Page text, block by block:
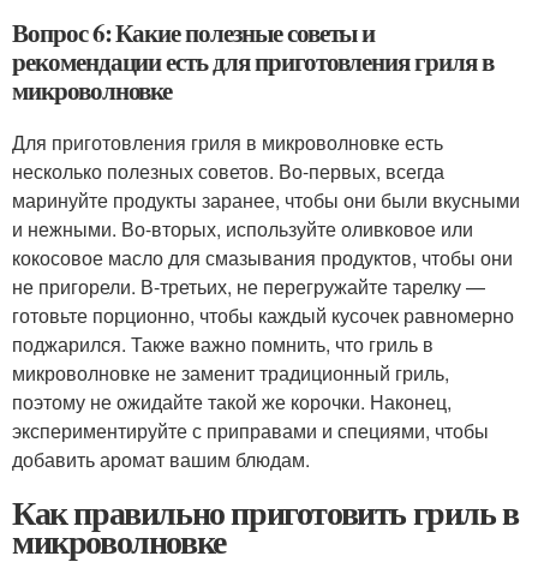
Вопрос 6: Какие полезные советы и
рекомендации есть для приготовления гриля в
микроволновке
Для приготовления гриля в микроволновке есть
несколько полезных советов. Во-первых, всегда
маринуйте продукты заранее, чтобы они были вкусными
и нежными. Во-вторых, используйте оливковое или
кокосовое масло для смазывания продуктов, чтобы они
не пригорели. В-третьих, не перегружайте тарелку —
готовьте порционно, чтобы каждый кусочек равномерно
поджарился. Также важно помнить, что гриль в
микроволновке не заменит традиционный гриль,
поэтому не ожидайте такой же корочки. Наконец,
экспериментируйте с приправами и специями, чтобы
добавить аромат вашим блюдам.
Как правильно приготовить гриль в
микроволновке